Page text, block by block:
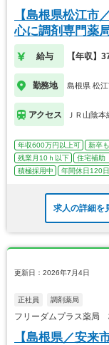
【島根県松江市
心に調剤専門薬
給与 【年収】
勤務地 島根県 松
アクセス ＪＲ山陰
年収600万円以上可 新卒
残業月10ｈ以下
住宅補助
積極採用中
年間休日120
求人の詳細を
更新日：2026年7月4日
正社員 調剤薬局
フリーダムプラス薬局
【島根県／安来